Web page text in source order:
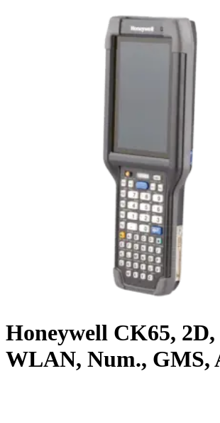
Honeywell CK65, 2D,
WLAN, Num., GMS,